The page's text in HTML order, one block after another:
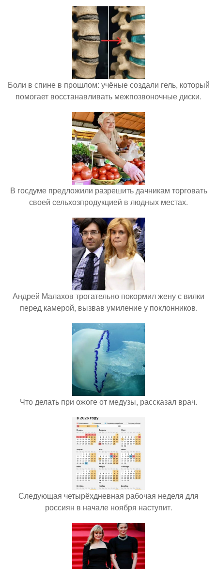
Боли в спине в прошлом: учёные создали гель, который
помогает восстанавливать межпозвоночные диски.
В госдуме предложили разрешить дачникам торговать
своей сельхозпродукцией в людных местах.
Андрей Малахов трогательно покормил жену с вилки
перед камерой, вызвав умиление у поклонников.
Что делать при ожоге от медузы, рассказал врач.
Следующая четырёхдневная рабочая неделя для
россиян в начале ноября наступит.